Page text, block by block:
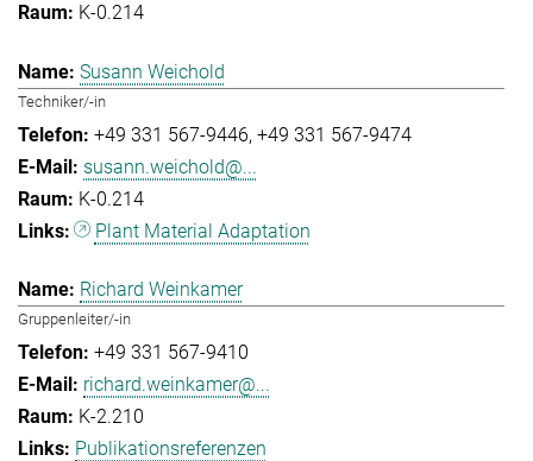
K-0.214
Susann Weichold
Techniker/-in
+49 331 567-9446 +49 331 567-9474
susann.weichold@...
K-0.214
Plant Material Adaptation
Richard Weinkamer
Gruppenleiter/-in
+49 331 567-9410
richard.weinkamer@...
K-2.210
Publikationsreferenzen